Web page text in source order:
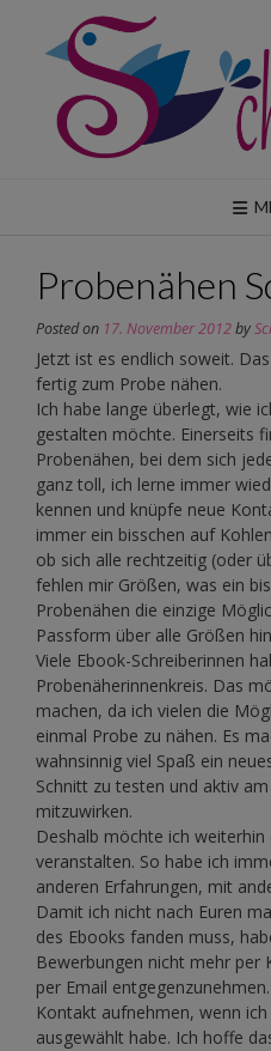
content
Probenähen
Posted on 17. November 2012by
Jetzt ist es endlich soweit.
fertig zum Probe nähen.
Ich habe lange überlegt, wie
gestalten möchte. Einerseits
Probenähen, bei dem sich
ganz toll, ich lerne immer
kennen und knüpfe neue
immer ein bisschen auf
ob sich alle rechtzeitig (oder
fehlen mir Größen, was ein
Probenähen die einzige
Passform über alle Größen
Viele Ebook-Schreiberinnen
Probenäherinnenkreis. Das
machen, da ich vielen die
einmal Probe zu nähen. Es
wahnsinnig viel Spaß ein
Schnitt zu testen und aktiv
mitzuwirken.
Deshalb möchte ich
veranstalten. So habe ich
anderen Erfahrungen, mit
Damit ich nicht nach Euren
des Ebooks fanden muss,
Bewerbungen nicht mehr
per Email
Kontakt aufnehmen, wenn
ausgewählt habe. Ich hoffe